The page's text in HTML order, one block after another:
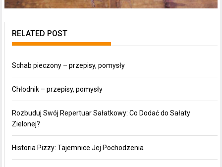
RELATED POST
Schab pieczony – przepisy, pomysły
Chłodnik – przepisy, pomysły
Rozbuduj Swój Repertuar Sałatkowy: Co Dodać do Sałaty
Zielonej?
Historia Pizzy: Tajemnice Jej Pochodzenia